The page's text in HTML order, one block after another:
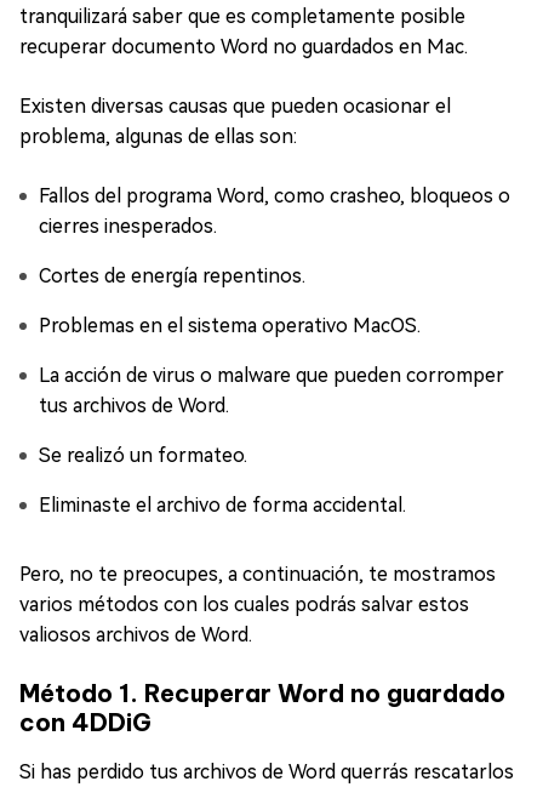
tranquilizará saber que es completamente posible
recuperar documento Word no guardados en Mac.
Existen diversas causas que pueden ocasionar el
problema, algunas de ellas son:
Fallos del programa Word, como crasheo, bloqueos o
cierres inesperados.
Cortes de energía repentinos.
Problemas en el sistema operativo MacOS.
La acción de virus o malware que pueden corromper
tus archivos de Word.
Se realizó un formateo.
Eliminaste el archivo de forma accidental.
Pero, no te preocupes, a continuación, te mostramos
varios métodos con los cuales podrás salvar estos
valiosos archivos de Word.
Método 1. Recuperar Word no guardado
con 4DDiG
Si has perdido tus archivos de Word querrás rescatarlos